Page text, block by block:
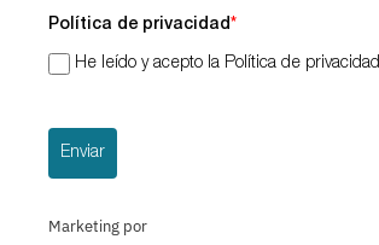
Política de privacidad*
He leído y acepto la Política de privacidad
Enviar
Marketing por